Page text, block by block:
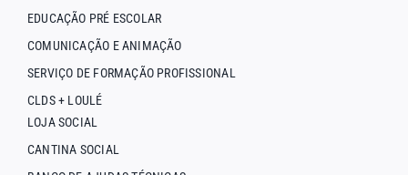
EDUCAÇÃO PRÉ ESCOLAR
COMUNICAÇÃO E ANIMAÇÃO
SERVIÇO DE FORMAÇÃO PROFISSIONAL
CLDS + LOULÉ
LOJA SOCIAL
CANTINA SOCIAL